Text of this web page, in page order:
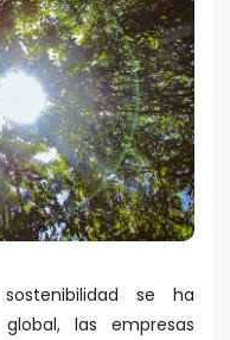
se ha
las empresas